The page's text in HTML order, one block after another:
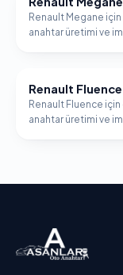
Renault Megane
anahtar üretimi ve
RENAULT
Renault
Renault Fluence
anahtar üretimi ve